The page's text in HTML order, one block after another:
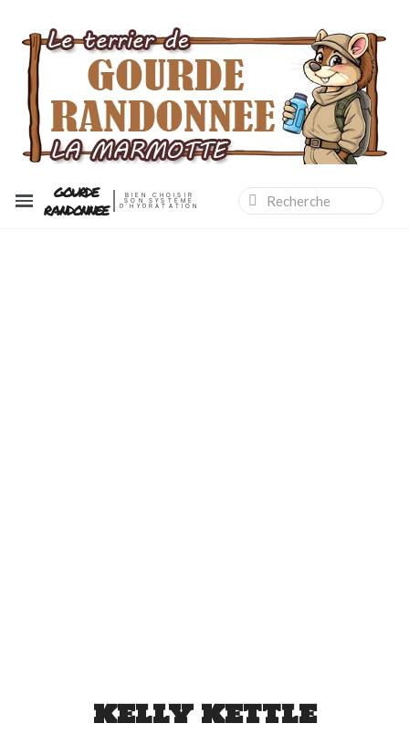
GOURDE
RANDONNEE
BIEN CHOISIR
SON SYSTÈME
D'HYDRATATION
KELLY KETTLE